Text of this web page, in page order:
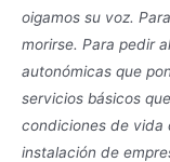
oigamos su voz.
morirse. Para pedir
autonómicas que
servicios básicos
condiciones de vida
instalación de